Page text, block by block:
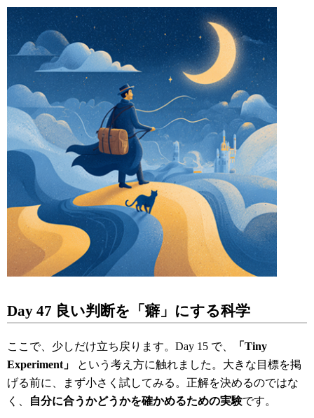
Day 47 良い判断を「癖」にする科学
ここで、少しだけ立ち戻ります。Day 15 で、 「 Tiny
Experiment 」
という考え方に触れました。大きな目標を掲
げる前に、まず小さく試してみる。正解を決めるのではな
く、
自分に合うかどうかを確かめるための実験です。